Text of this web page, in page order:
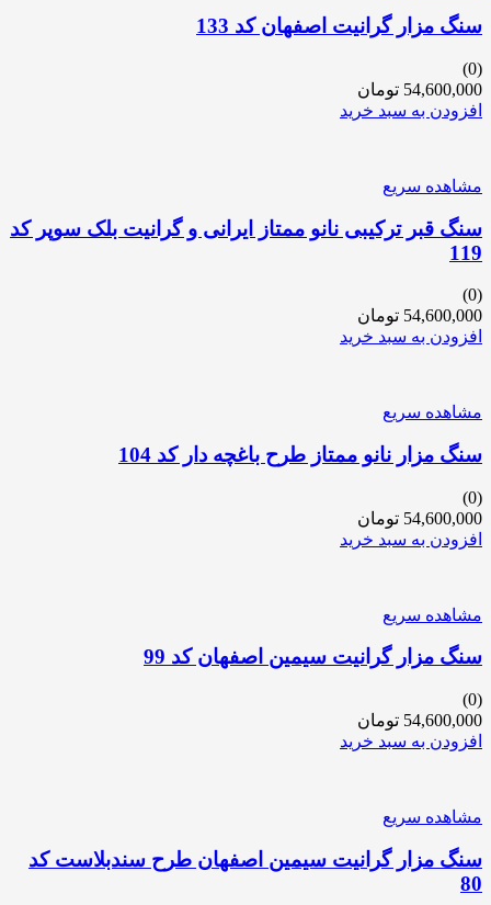
سنگ مزار گرانیت اصفهان کد 133
(0)
54,600,000 تومان
افزودن به سبد خرید
مشاهده سریع
سنگ قبر ترکیبی نانو ممتاز ایرانی و گرانیت بلک سوپر کد
119
(0)
54,600,000 تومان
افزودن به سبد خرید
مشاهده سریع
سنگ مزار نانو ممتاز طرح باغچه دار کد 104
(0)
54,600,000 تومان
افزودن به سبد خرید
مشاهده سریع
سنگ مزار گرانیت سیمین اصفهان کد 99
(0)
54,600,000 تومان
افزودن به سبد خرید
مشاهده سریع
سنگ مزار گرانیت سیمین اصفهان طرح سندبلاست کد
80